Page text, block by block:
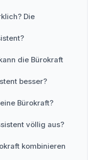
Die
die Bürokraft
besser?
Bürokraft?
völlig aus?
kombinieren